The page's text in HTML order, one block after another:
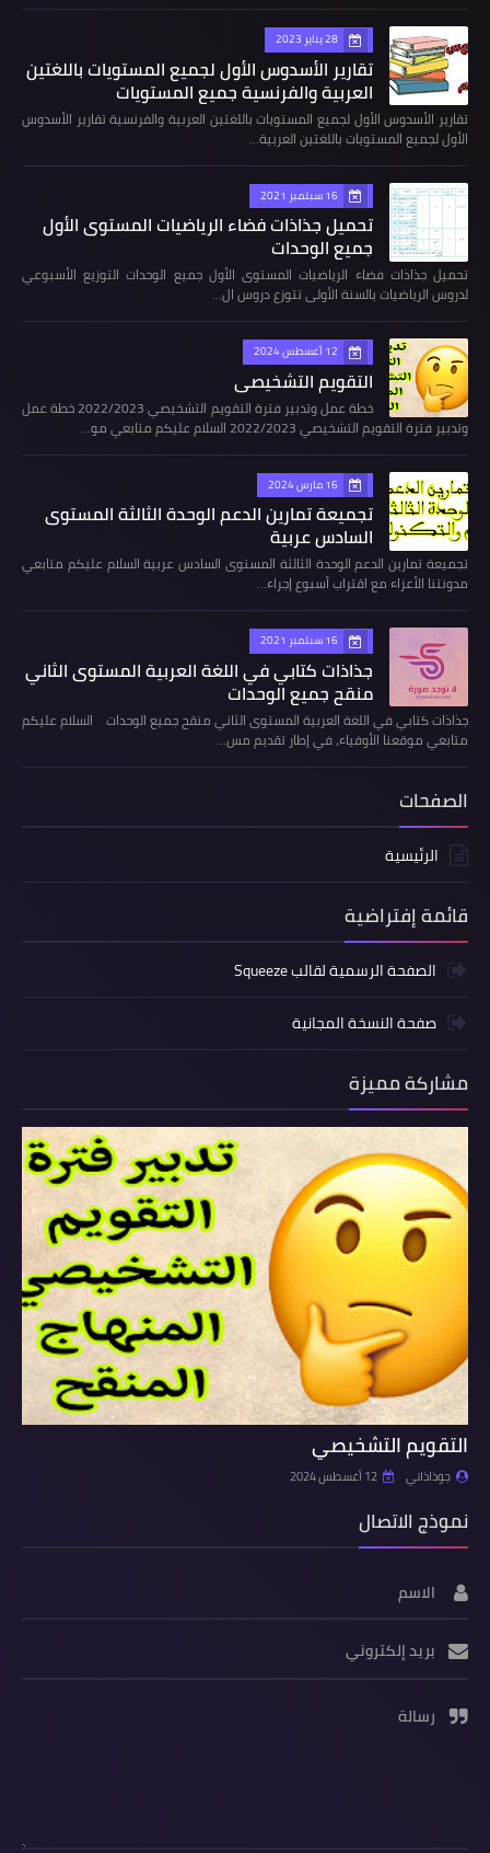
28 يناير 2023
تقارير الأسدوس الأول لجميع المستويات باللغتين
العربية والفرنسية جميع المستويات
تقارير الأسدوس الأول لجميع المستويات باللغتين العربية والفرنسية تقارير الأسدوس
الأول لجميع المستويات باللغتين العربية…
16 سبتمبر 2021
تحميل جذاذات فضاء الرياضيات المستوى الأول
جميع الوحدات
تحميل جذاذات فضاء الرياضيات المستوى الأول جميع الوحدات التوزيع الأسبوعي
لدروس الرياضيات بالسنة الأولى تتوزع دروس ال…
12 أغسطس 2024
التقويم التشخيصي
خطة عمل وتدبير فترة التقويم التشخيصي 2022/2023 خطة عمل
وتدبير فترة التقويم التشخيصي 2022/2023 السلام عليكم متابعي مو…
16 مارس 2024
تجميعة تمارين الدعم الوحدة الثالثة المستوى
السادس عربية
تجميعة تمارين الدعم الوحدة الثالثة المستوى السادس عربية السلام عليكم متابعي
مدونتنا الأعزاء مع اقتراب أسبوع إجراء…
16 سبتمبر 2021
جذاذات كتابي في اللغة العربية المستوى الثاني
منقح جميع الوحدات
جذاذات كتابي في اللغة العربية المستوى الثاني منقح جميع الوحدات السلام عليكم
متابعي موقعنا الأوفياء، في إطار تقديم مس…
الصفحات
الرئيسية
قائمة إفتراضية
الصفحة الرسمية لقالب Squeeze
صفحة النسخة المجانية
مشاركة مميزة
التقويم التشخيصي
جوذاذاتي 12 أغسطس 2024
نموذج الاتصال
الاسم
بريد إلكتروني
رسالة